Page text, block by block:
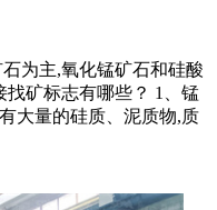
为主,氧化锰矿石和硅酸
矿标志有哪些？ 1、锰
大量的硅质、泥质物,质